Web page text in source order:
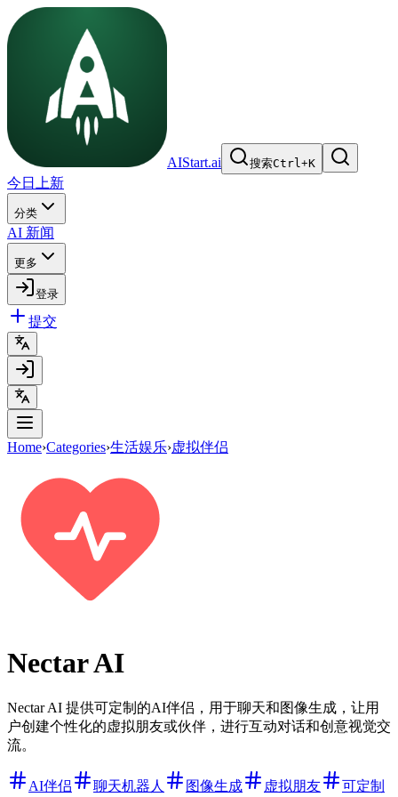
AIStart.ai 搜索Ctrl+K
今日上新
分类
AI 新闻
更多
登录
提交
Home›Categories›生活娱乐›虚拟伴侣
Nectar AI
Nectar AI 提供可定制的AI伴侣，用于聊天和图像生成，让用
户创建个性化的虚拟朋友或伙伴，进行互动对话和创意视觉交
流。
AI伴侣 聊天机器人 图像生成 虚拟朋友
可定制